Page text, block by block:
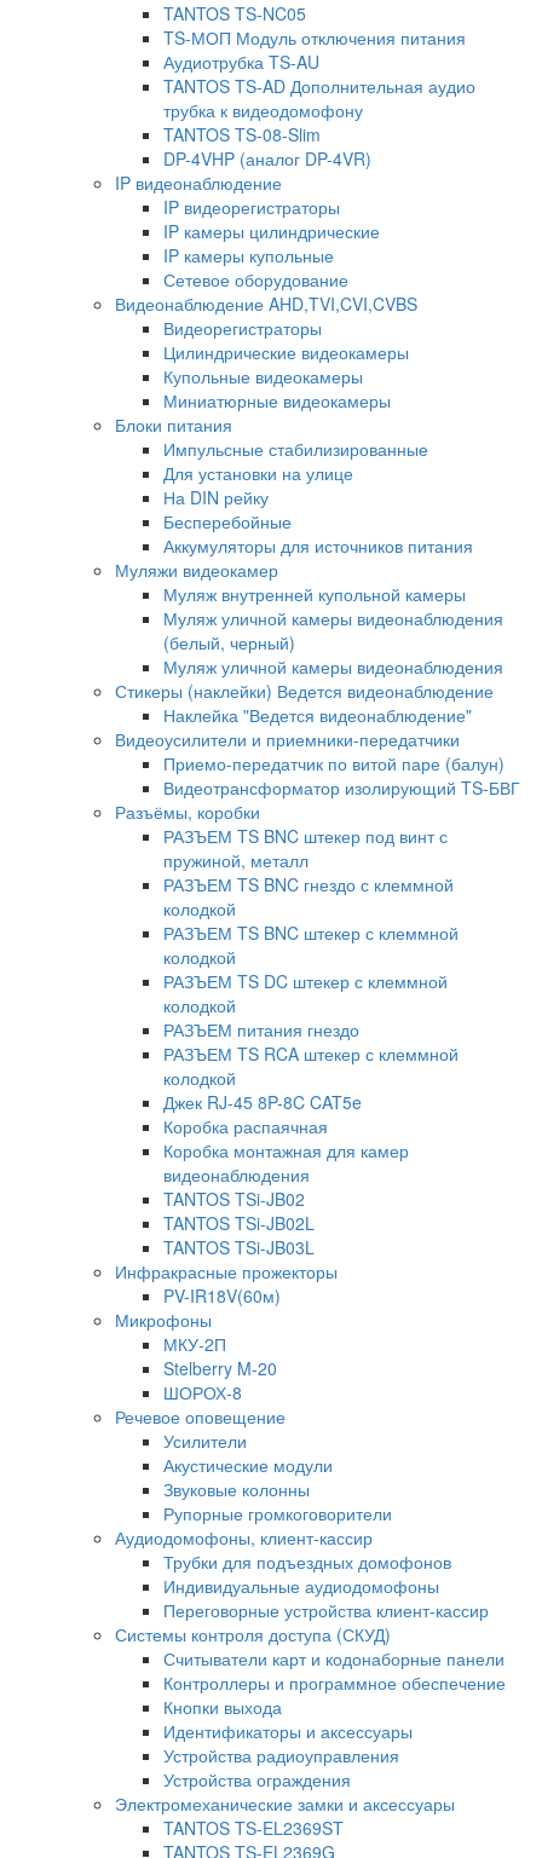
TANTOS TS-NC05
TS-МОП Модуль отключения питания
Аудиотрубка TS-AU
TANTOS TS-AD Дополнительная аудио
трубка к видеодомофону
TANTOS TS-08-Slim
DP-4VHP (аналог DP-4VR)
IP видеонаблюдение
IP видеорегистраторы
IP камеры цилиндрические
IP камеры купольные
Сетевое оборудование
Видеонаблюдение AHD,TVI,CVI,CVBS
Видеорегистраторы
Цилиндрические видеокамеры
Купольные видеокамеры
Миниатюрные видеокамеры
Блоки питания
Импульсные стабилизированные
Для установки на улице
На DIN рейку
Бесперебойные
Аккумуляторы для источников питания
Муляжи видеокамер
Муляж внутренней купольной камеры
Муляж уличной камеры видеонаблюдения
(белый, черный)
Муляж уличной камеры видеонаблюдения
Стикеры (наклейки) Ведется видеонаблюдение
Наклейка "Ведется видеонаблюдение"
Видеоусилители и приемники-передатчики
Приемо-передатчик по витой паре (балун)
Видеотрансформатор изолирующий TS-БВГ
Разъёмы, коробки
РАЗЪЕМ TS BNC штекер под винт с
пружиной, металл
РАЗЪЕМ TS BNC гнездо с клеммной
колодкой
РАЗЪЕМ TS BNC штекер с клеммной
колодкой
РАЗЪЕМ TS DC штекер с клеммной
колодкой
РАЗЪЕМ питания гнездо
РАЗЪЕМ TS RCA штекер с клеммной
колодкой
Джек RJ-45 8P-8C CAT5e
Коробка распаячная
Коробка монтажная для камер
видеонаблюдения
TANTOS TSi-JB02
TANTOS TSi-JB02L
TANTOS TSi-JB03L
Инфракрасные прожекторы
PV-IR18V(60м)
Микрофоны
МКУ-2П
Stelberry M-20
ШОРОХ-8
Речевое оповещение
Усилители
Акустические модули
Звуковые колонны
Рупорные громкоговорители
Аудиодомофоны, клиент-кассир
Трубки для подъездных домофонов
Индивидуальные аудиодомофоны
Переговорные устройства клиент-кассир
Системы контроля доступа (СКУД)
Считыватели карт и кодонаборные панели
Контроллеры и программное обеспечение
Кнопки выхода
Идентификаторы и аксессуары
Устройства радиоуправления
Устройства ограждения
Электромеханические замки и аксессуары
TANTOS TS-EL2369ST
TANTOS TS-EL2369G